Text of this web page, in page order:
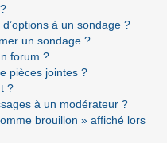
à un sondage ?
un sondage ?
forum ?
pièces jointes ?
?
à un modérateur ?
brouillon » affiché lors